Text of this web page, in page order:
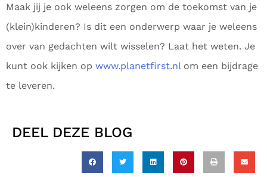
Maak jij je ook weleens zorgen om de toekomst van je
(klein)kinderen? Is dit een onderwerp waar je weleens
over van gedachten wilt wisselen? Laat het weten. Je
kunt ook kijken op www.planetfirst.nl om een bijdrage
te leveren.
DEEL DEZE BLOG